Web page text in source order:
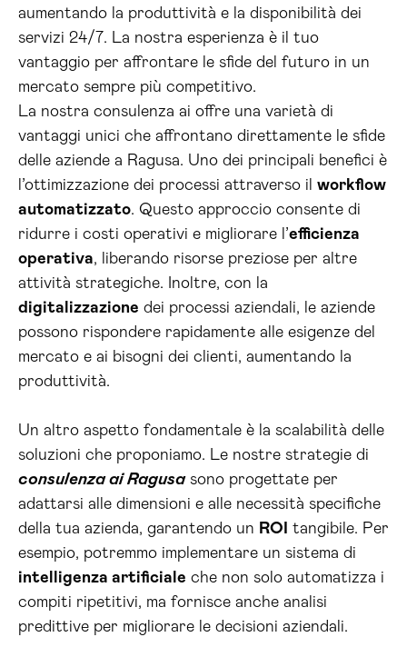
aumentando la produttività e la disponibilità dei
servizi 24/7. La nostra esperienza è il tuo
vantaggio per affrontare le sfide del futuro in un
mercato sempre più competitivo.
La nostra consulenza ai offre una varietà di
vantaggi unici che affrontano direttamente le sfide
delle aziende a Ragusa. Uno dei principali benefici è
l’ottimizzazione dei processi attraverso il workflow
automatizzato. Questo approccio consente di
ridurre i costi operativi e migliorare l’efficienza
operativa, liberando risorse preziose per altre
attività strategiche. Inoltre, con la
digitalizzazione dei processi aziendali, le aziende
possono rispondere rapidamente alle esigenze del
mercato e ai bisogni dei clienti, aumentando la
produttività.
Un altro aspetto fondamentale è la scalabilità delle
soluzioni che proponiamo. Le nostre strategie di
consulenza ai Ragusasono progettate per
adattarsi alle dimensioni e alle necessità specifiche
della tua azienda, garantendo un ROI
tangibile. Per
esempio, potremmo implementare un sistema di
intelligenza artificiale che non solo automatizza i
compiti ripetitivi, ma fornisce anche analisi
predittive per migliorare le decisioni aziendali.